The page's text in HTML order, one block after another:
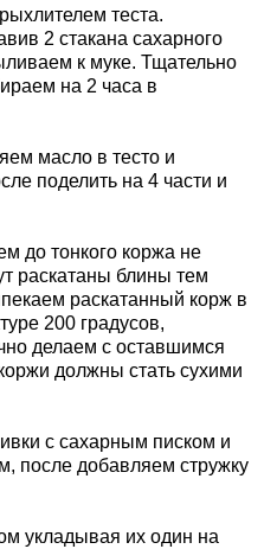
теста.
2 стакана сахарного
к муке. Тщательно
на 2 часа в
масло в тесто и
поделить на 4 части и
до тонкого коржа не
раскатаны блины тем
раскатанный корж в
200 градусов,
делаем с оставшимся
должны стать сухими
с сахарным писком и
после добавляем стружку
укладывая их один на